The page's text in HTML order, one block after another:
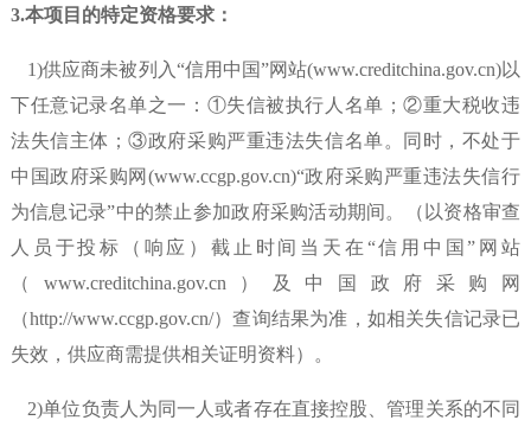
3.本项目的特定资格要求：
1)供应商未被列入“信用中国”网站(www.creditchina.gov.cn)以
下任意记录名单之一：①失信被执行人名单；②重大税收违
法失信主体；③政府采购严重违法失信名单。同时，不处于
中国政府采购网(www.ccgp.gov.cn)“政府采购严重违法失信行
为信息记录”中的禁止参加政府采购活动期间。（以资格审查
人员于投标（响应）截止时间当天在 “信用中国”网站
（www.creditchina.gov.cn）及中国政府采购网
（http://www.ccgp.gov.cn/）查询结果为准，如相关失信记录已
失效，供应商需提供相关证明资料）。
2)单位负责人为同一人或者存在直接控股、管理关系的不同